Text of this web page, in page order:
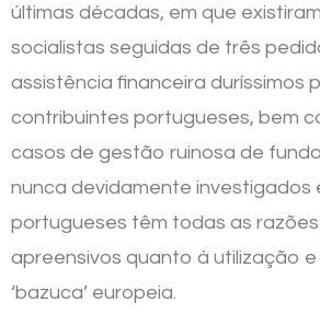
últimas décadas, em que
socialistas seguidas de três
assistência financeira duríssimos
contribuintes portugueses, bem
casos de gestão ruinosa de
nunca devidamente investigados
portugueses têm todas as
apreensivos quanto à utilização
‘bazuca’ europeia.